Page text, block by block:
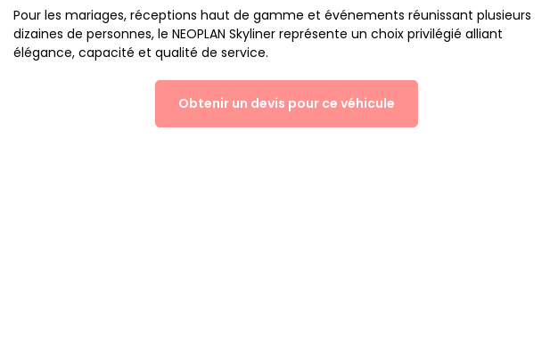
Pour les mariages, réceptions haut de gamme et événements réunissant plusieurs
dizaines de personnes, le NEOPLAN Skyliner représente un choix privilégié alliant
élégance, capacité et qualité de service.
Obtenir un devis pour ce véhicule